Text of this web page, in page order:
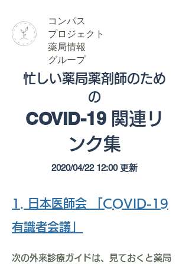
​コンパス
​プロジェクト
薬局情報
グループ
忙しい薬局薬剤師のため
の
​COVID-19 関連リ
ンク集
2020/04/22 12:00 更新
1. 日本医師会 「COVID-19
有識者会議」
次の外来診療ガイドは、見ておくと薬局